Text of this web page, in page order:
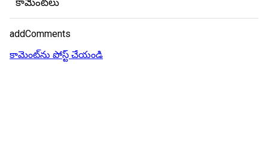
కామెంట్‌లు
addComments
కామెంట్‌ను పోస్ట్ చేయండి